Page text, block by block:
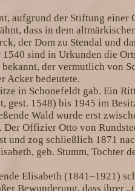
aufgrund der Stiftung einer
dass in dem
der Dom zu Stendal und
sind in Urkunden die
der vermutlich von
Acker bedeutete.
in Schonefeldt gab. Ein
gest. 1548) bis 1945 im
Wald wurde erst
Der Offizier Otto von
und zog schließlich 1871
geb. Stumm, Tochter
Elisabeth (1841–1921)
Bewunderung, dass ihrer